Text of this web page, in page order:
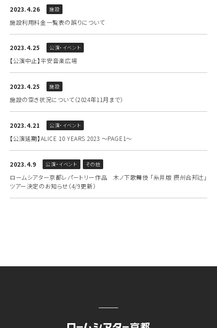
2023.4.26 施設
施設利用料金一覧表の誤りについて
2023.4.25 公演・イベント
【公演中止】平安音楽広場
2023.4.25 施設
施設の空き状況について（2024年11月まで）
2023.4.21 公演・イベント
【公演延期】ALICE 10 YEARS 2023 〜PAGE1〜
2023.4.9 公演・イベント その他
ロームシアター京都レパートリー作品 木ノ下歌舞伎 「糸井版 摂州合邦辻」
ツアー決定のお知らせ（4/9更新）